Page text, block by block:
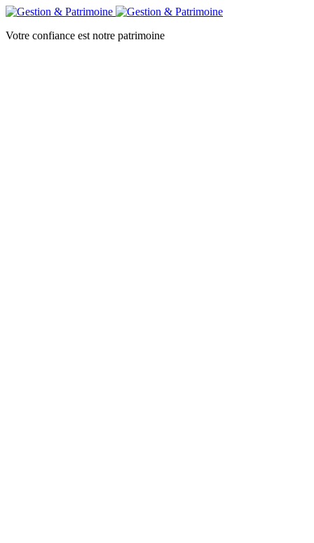
Votre confiance est notre patrimoine